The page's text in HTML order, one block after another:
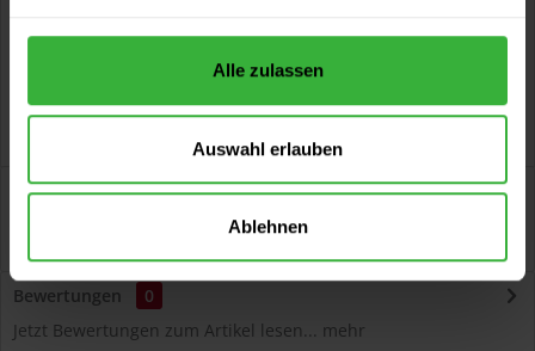
Alle zulassen
Auswahl erlauben
Ablehnen
Beschreibung
Cetol BL Decor (020 Ebenholz) Dekorative, umweltschonende
Bewertungen
0
Jetzt Bewertungen zum Artikel lesen... mehr